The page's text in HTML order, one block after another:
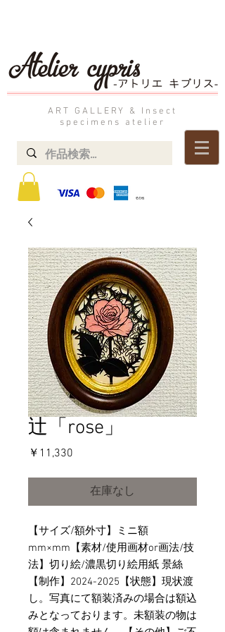
ART GALLERY & Insect
specimens atelier
辻「rose」
￥11,330
在庫なし
【サイズ/額外寸】ミニ額
mm×mm【素材/使用画材or画法/技
法】切り絵/濃黒切り絵用紙 景絲
【制作】2024-2025【状態】現状渡
し。写真にて額装済みの場合は額込
みとなっております。未額装の物は